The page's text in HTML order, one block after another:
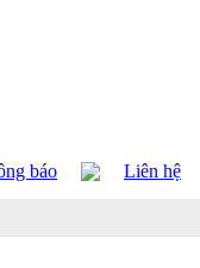
báo Liên hệ